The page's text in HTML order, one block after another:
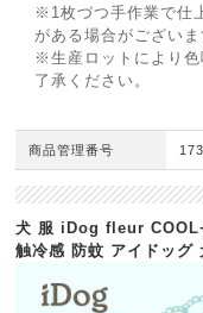
※1枚づつ手作業で仕
がある場合がございま
※生産ロットにより
了承ください。
商品管理番号
犬 服 iDog fleur
触冷感 防蚊 アイドッグ